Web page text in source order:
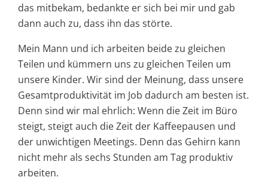
das mitbekam, bedankte er sich bei mir und gab
dann auch zu, dass ihn das störte.
Mein Mann und ich arbeiten beide zu gleichen
Teilen und kümmern uns zu gleichen Teilen um
unsere Kinder. Wir sind der Meinung, dass unsere
Gesamtproduktivität im Job dadurch am besten ist.
Denn sind wir mal ehrlich: Wenn die Zeit im Büro
steigt, steigt auch die Zeit der Kaffeepausen und
der unwichtigen Meetings. Denn das Gehirn kann
nicht mehr als sechs Stunden am Tag produktiv
arbeiten.